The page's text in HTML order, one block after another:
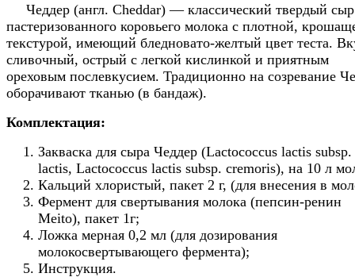
Чеддер (англ. Cheddar) — классический твердый
пастеризованного коровьего молока с плотной,
текстурой, имеющий бледновато-желтый цвет теста.
сливочный, острый с легкой кислинкой и приятным
ореховым послевкусием. Традиционно на созревание
оборачивают тканью (в бандаж).
Комплектация:
Закваска для сыра Чеддер (Lactococcus lactis subsp.
lactis, Lactococcus lactis subsp. cremoris), на 10 л
Кальций хлористый, пакет 2 г, (для внесения в
Фермент для свертывания молока (пепсин-ренин
Meito), пакет 1г;
Ложка мерная 0,2 мл (для дозирования
молокосвертывающего фермента);
Инструкция.